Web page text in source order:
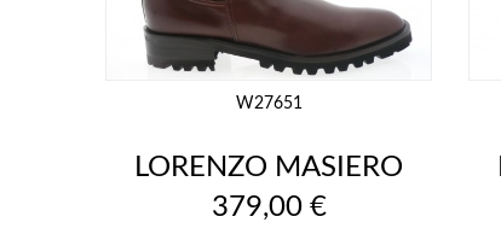
W27651
LORENZO MASIERO
Prix
379,00 €